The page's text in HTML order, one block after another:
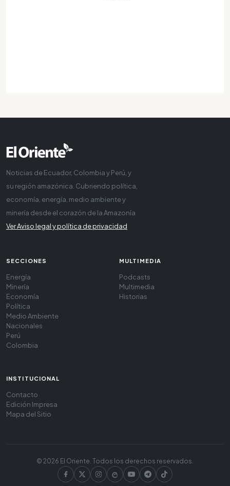
Noticias de Ecuador, Colombia y Perú, y
su región amazónica. Cubriendo política,
economía, energía, medio ambiente y
minería desde el corazón de la Amazonía
Ver Aviso legal y política de privacidad
SECCIONES
Energía
Minería
Economía
Política
Medio Ambiente
Nacionales
Perú
Colombia
MULTIMEDIA
Podcasts
Multimedia
Historias
INSTITUCIONAL
Contacto
Edición Impresa
Mapa del Sitio
© 2026 El Oriente. Todos los derechos reservados.